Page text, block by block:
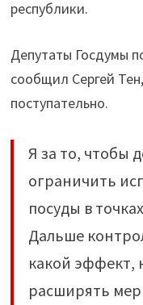
республики.
Депутаты Госдумы
сообщил Сергей
поступательно.
Я за то, чтобы
ограничить
посуды в
Дальше
какой эффект,
расширять